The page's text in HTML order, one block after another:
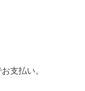
支払い。